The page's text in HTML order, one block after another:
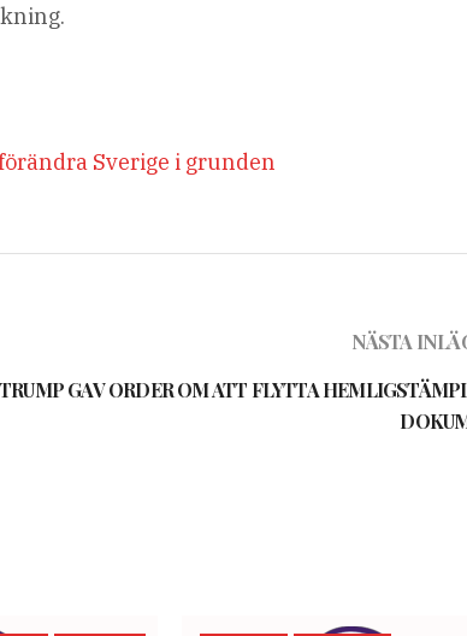
Sverige i grunden
NÄSTA
TRUMP GAV ORDER OM ATT FLYTTA